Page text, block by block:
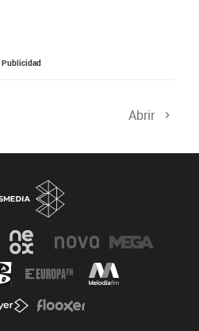
Publicidad
Abrir
Viajes y planes
Últimas noticias
Recetas de cocina
Suelo pélvico
sanas